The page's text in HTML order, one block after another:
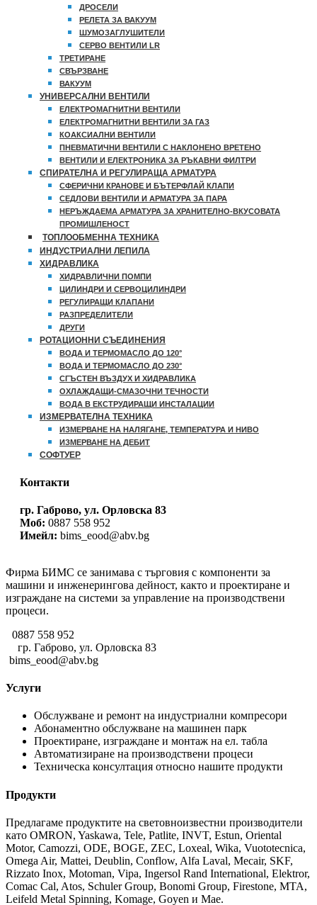
ДРОСЕЛИ
РЕЛЕТА ЗА ВАКУУМ
ШУМОЗАГЛУШИТЕЛИ
СЕРВО ВЕНТИЛИ LR
ТРЕТИРАНЕ
СВЪРЗВАНЕ
ВАКУУМ
УНИВЕРСАЛНИ ВЕНТИЛИ
ЕЛЕКТРОМАГНИТНИ ВЕНТИЛИ
ЕЛЕКТРОМАГНИТНИ ВЕНТИЛИ ЗА ГАЗ
КОАКСИАЛНИ ВЕНТИЛИ
ПНЕВМАТИЧНИ ВЕНТИЛИ С НАКЛОНЕНО ВРЕТЕНО
ВЕНТИЛИ И ЕЛЕКТРОНИКА ЗА РЪКАВНИ ФИЛТРИ
СПИРАТЕЛНА И РЕГУЛИРАЩА АРМАТУРА
СФЕРИЧНИ КРАНОВЕ И БЪТЕРФЛАЙ КЛАПИ
СЕДЛОВИ ВЕНТИЛИ И АРМАТУРА ЗА ПАРА
НЕРЪЖДАЕМА АРМАТУРА ЗА ХРАНИТЕЛНО-ВКУСОВАТА
ПРОМИШЛЕНОСТ
ТОПЛООБМЕННА ТЕХНИКА
ИНДУСТРИАЛНИ ЛЕПИЛА
ХИДРАВЛИКА
ХИДРАВЛИЧНИ ПОМПИ
ЦИЛИНДРИ И СЕРВОЦИЛИНДРИ
РЕГУЛИРАЩИ КЛАПАНИ
РАЗПРЕДЕЛИТЕЛИ
ДРУГИ
РОТАЦИОННИ СЪЕДИНЕНИЯ
ВОДА И ТЕРМОМАСЛО ДО 120°
ВОДА И ТЕРМОМАСЛО ДО 230°
СГЪСТЕН ВЪЗДУХ И ХИДРАВЛИКА
ОХЛАЖДАЩИ-СМАЗОЧНИ ТЕЧНОСТИ
ВОДА В ЕКСТРУДИРАЩИ ИНСТАЛАЦИИ
ИЗМЕРВАТЕЛНА ТЕХНИКА
ИЗМЕРВАНЕ НА НАЛЯГАНЕ, ТЕМПЕРАТУРА И НИВО
ИЗМЕРВАНЕ НА ДЕБИТ
СОФТУЕР
Контакти
гр. Габрово, ул. Орловска 83
Моб: 0887 558 952
Имейл: bims_eood@abv.bg
Фирма БИМС се занимава с търговия с компоненти за
машини и инженерингова дейност, както и проектиране и
изграждане на системи за управление на производствени
процеси.
0887 558 952
гр. Габрово, ул. Орловска 83
bims_eood@abv.bg
Услуги
Обслужване и ремонт на индустриални компресори
Абонаментно обслужване на машинен парк
Проектиране, изграждане и монтаж на ел. табла
Автоматизиране на производствени процеси
Техническа консултация относно нашите продукти
Продукти
Предлагаме продуктите на световноизвестни производители
като OMRON, Yaskawa, Tele, Patlite, INVT, Estun, Oriental
Motor, Camozzi, ODE, BOGE, ZEC, Loxeal, Wika, Vuototecnica,
Omega Air, Mattei, Deublin, Conflow, Alfa Laval, Mecair, SKF,
Rizzato Inox, Motoman, Vipa, Ingersol Rand International, Elektror,
Comac Cal, Atos, Schuler Group, Bonomi Group, Firestone, MTA,
Leifeld Metal Spinning, Komage, Goyen и Mae.